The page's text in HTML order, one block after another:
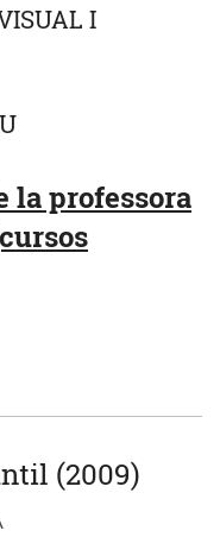
I
la professora
(2009)